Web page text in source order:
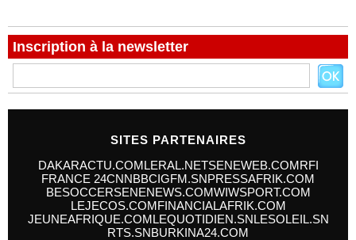
Inscription à la newsletter
SITES PARTENAIRES
DAKARACTU.COMLERAL.NETSENEWEB.COMRFI
FRANCE 24CNNBBCIGFM.SNPRESSAFRIK.COM
BESOCCERSENENEWS.COMWIWSPORT.COM
LEJECOS.COMFINANCIALAFRIK.COM
JEUNEAFRIQUE.COMLEQUOTIDIEN.SNLESOLEIL.SN
RTS.SNBURKINA24.COM